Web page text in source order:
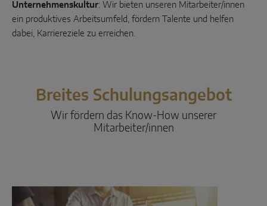
MACO Protect M-TS
MACO Protect A-TS
MACO Tronic
Unternehmenskultur: Wir bieten unseren Mitarbeiter/innen
ein produktives Arbeitsumfeld, fördern Talente und helfen
dabei, Karriereziele zu erreichen.
Breites Schulungsangebot
Wir fördern das Know-How unserer
Mitarbeiter/innen